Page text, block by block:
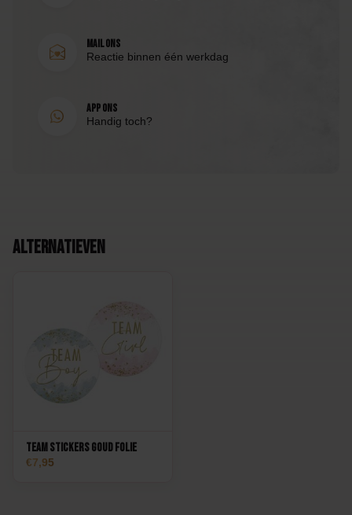
Mail ons
Reactie binnen één werkdag
App ons
Handig toch?
Alternatieven
Team Stickers Goud Folie
7,95